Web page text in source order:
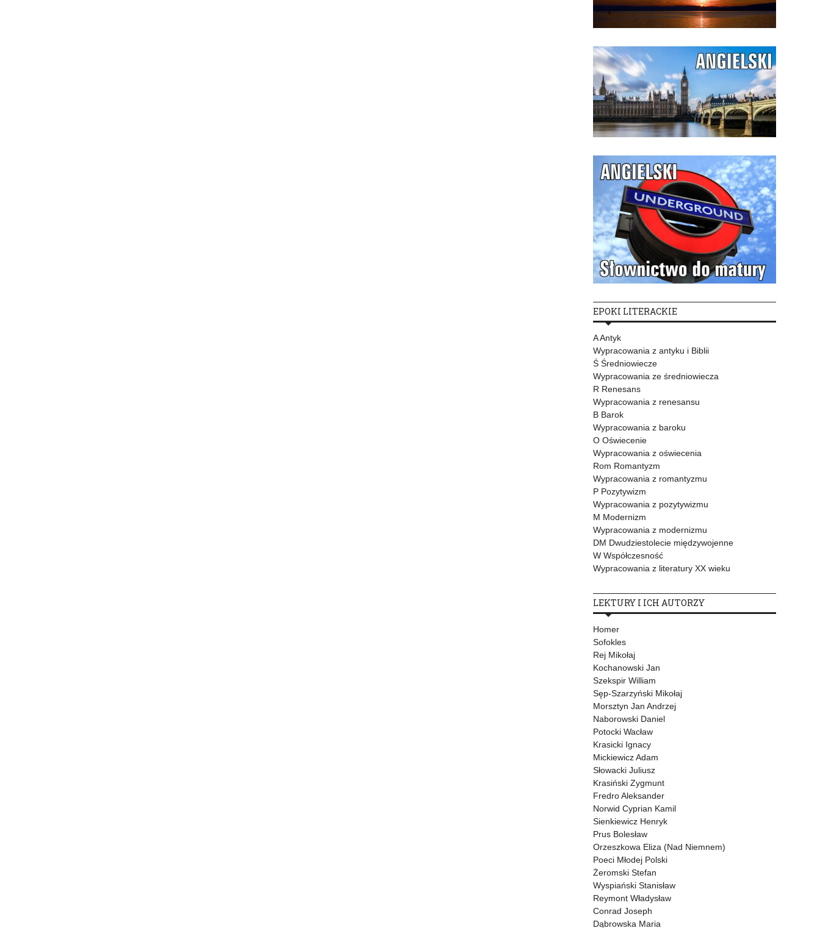
EPOKI LITERACKIE
A Antyk
Wypracowania z antyku i Biblii
Ś Średniowiecze
Wypracowania ze średniowiecza
R Renesans
Wypracowania z renesansu
B Barok
Wypracowania z baroku
O Oświecenie
Wypracowania z oświecenia
Rom Romantyzm
Wypracowania z romantyzmu
P Pozytywizm
Wypracowania z pozytywizmu
M Modernizm
Wypracowania z modernizmu
DM Dwudziestolecie międzywojenne
W Współczesność
Wypracowania z literatury XX wieku
LEKTURY I ICH AUTORZY
Homer
Sofokles
Rej Mikołaj
Kochanowski Jan
Szekspir William
Sęp-Szarzyński Mikołaj
Morsztyn Jan Andrzej
Naborowski Daniel
Potocki Wacław
Krasicki Ignacy
Mickiewicz Adam
Słowacki Juliusz
Krasiński Zygmunt
Fredro Aleksander
Norwid Cyprian Kamil
Sienkiewicz Henryk
Prus Bolesław
Orzeszkowa Eliza (Nad Niemnem)
Poeci Młodej Polski
Żeromski Stefan
Wyspiański Stanisław
Reymont Władysław
Conrad Joseph
Dąbrowska Maria